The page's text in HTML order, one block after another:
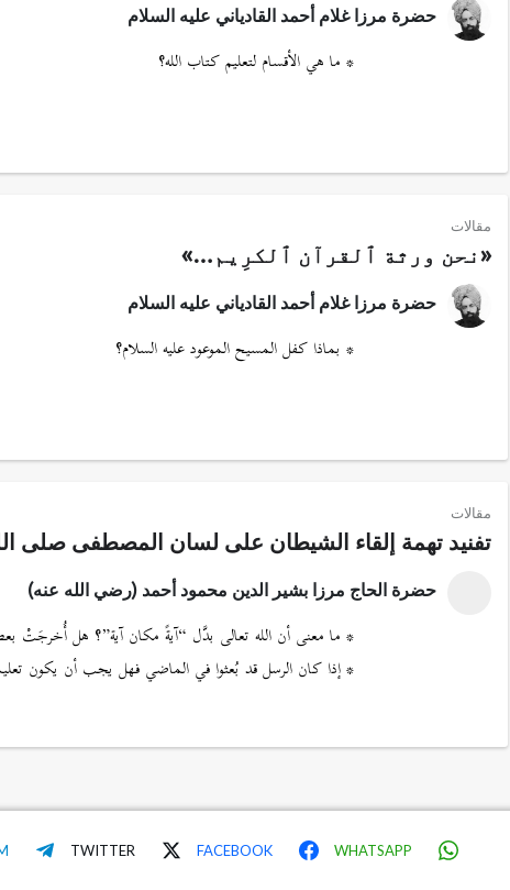
حضرة مرزا غلام أحمد القادياني عليه السلام
* ما هي الأقسام لتعليم كتاب الله؟
مقالات
«نحن ورثة ٱلقرآن ٱلكرِيم…»
حضرة مرزا غلام أحمد القادياني عليه السلام
* بماذا كفل المسيح الموعود عليه السلام؟
مقالات
تفنيد تهمة إلقاء الشيطان على لسان المصطفى صلى
حضرة الحاج مرزا بشير الدين محمود أحمد (رضي الله عنه)
* ما معنى أن الله تعالى بدَّل “آيةً مكان آية”؟ هل أُخرجَتْ
* إذا كان الرسل قد بُعثوا في الماضي فهل يجب أن يكون
WHATSAPP
FACEBOOK
TWITTER